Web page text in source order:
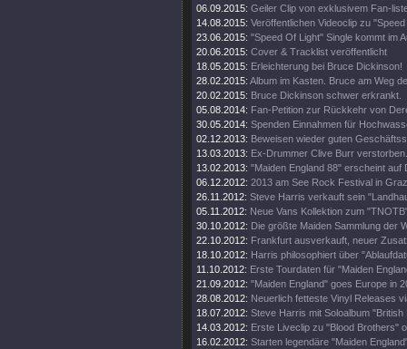
06.09.2015: Geiler Clip von exklusivem Fan-
14.08.2015: Veröffentlichen Videoclip zu
23.06.2015: "Speed Of Light" Single kommt im
20.06.2015: Cover & Tracklist veröffentlicht
18.05.2015: Erleichterung bei Bruce Dickinson!
28.02.2015: Album im Kasten. Bruce am Weg
20.02.2015: Bruce Dickinson schwer erkrankt.
05.08.2014: Fan-Petition zur Rückkehr von
30.05.2014: Spenden Einnahmen für
02.12.2013: Beweisen wieder guten
13.03.2013: Ex-Drummer Clive Burr verstorben.
13.02.2013: "Maiden England 88" erscheint auf
06.12.2012: 2013 am See Rock Festival in Graz
26.11.2012: Steve Harris verkauft sein
05.11.2012: Neue Vans Kollektion zum
30.10.2012: Die größte Maiden Sammlung der
22.10.2012: Frankfurt ausverkauft, neuer
18.10.2012: Harris philosophiert über
11.10.2012: Erste Tourdaten für "Maiden
21.09.2012: "Maiden England" goes Europe in
28.08.2012: Neuerlich fetteste Vinyl Releases
18.07.2012: Steve Harris mit Soloalbum "British
14.03.2012: Erste Liveclip zu "Blood Brothers"
16.02.2012: Starten legendäre "Maiden